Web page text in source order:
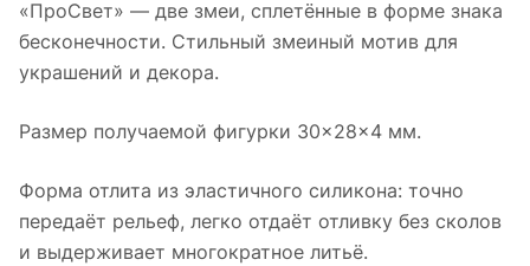
«ПроСвет» — две змеи, сплетённые в форме знака
бесконечности. Стильный змеиный мотив для
украшений и декора.
Размер получаемой фигурки 30×28×4 мм.
Форма отлита из эластичного силикона: точно
передаёт рельеф, легко отдаёт отливку без сколов
и выдерживает многократное литьё.